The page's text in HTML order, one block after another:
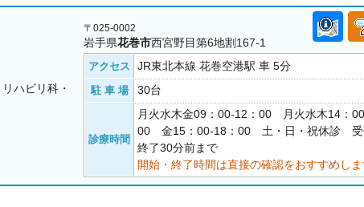
ハビリ科・
〒025-0002
岩手県花巻市西宮野目第6地割167-1
アクセス JR東北本線 花巻空港駅 車 5分
駐 車 場 30台
診療時間
月火水木金09：00-12：00 月火水木14：
00 金15：00-18：00 土・日・祝休診 受
終了30分前まで
開始・終了時間は直接の確認をおすすめしま